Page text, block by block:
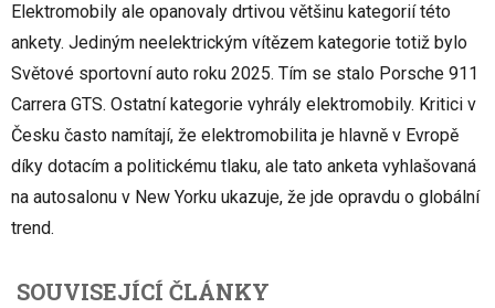
Elektromobily ale opanovaly drtivou většinu kategorií této
ankety. Jediným neelektrickým vítězem kategorie totiž bylo
Světové sportovní auto roku 2025. Tím se stalo Porsche 911
Carrera GTS. Ostatní kategorie vyhrály elektromobily. Kritici v
Česku často namítají, že elektromobilita je hlavně v Evropě
díky dotacím a politickému tlaku, ale tato anketa vyhlašovaná
na autosalonu v New Yorku ukazuje, že jde opravdu o globální
trend.
SOUVISEJÍCÍ ČLÁNKY